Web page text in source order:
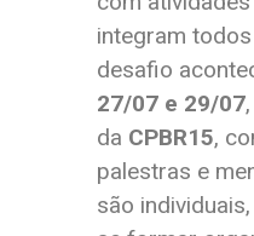
integram
desafio
27/07 e 29/07
da CPBR15,
palestras e
são